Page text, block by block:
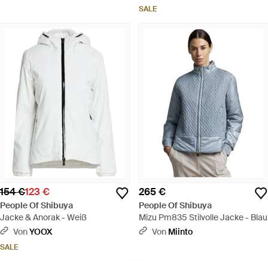
SALE
154 €123 €
People Of Shibuya
Jacke & Anorak - Weiß
VonYOOX
SALE
265 €
People Of Shibuya
Mizu Pm835 Stilvolle Jacke - Blau
Von Miinto